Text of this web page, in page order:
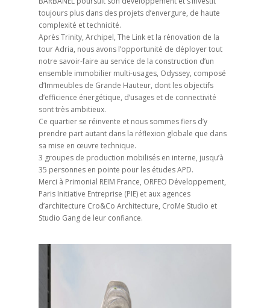
toujours plus dans des projets d’envergure, de haute
complexité et technicité.
Après Trinity, Archipel, The Link et la rénovation de la
tour Adria, nous avons l’opportunité de déployer tout
notre savoir-faire au service de la construction d’un
ensemble immobilier multi-usages, Odyssey, composé
d’Immeubles de Grande Hauteur, dont les objectifs
d’efficience énergétique, d’usages et de connectivité
sont très ambitieux.
Ce quartier se réinvente et nous sommes fiers d’y
prendre part autant dans la réflexion globale que dans
sa mise en œuvre technique.
3 groupes de production mobilisés en interne, jusqu’à
35 personnes en pointe pour les études APD.
Merci à Primonial REIM France, ORFEO Développement,
Paris Initiative Entreprise (PIE) et aux agences
d’architecture Cro&Co Architecture, CroMe Studio et
Studio Gang de leur confiance.